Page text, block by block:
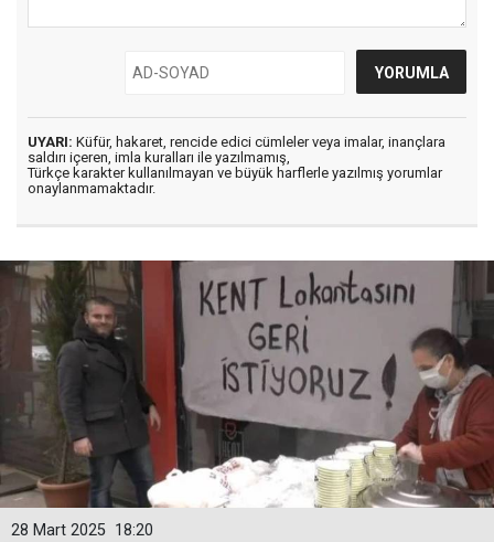
UYARI: Küfür, hakaret, rencide edici cümleler veya imalar, inançlara
saldırı içeren, imla kuralları ile yazılmamış,
Türkçe karakter kullanılmayan ve büyük harflerle yazılmış yorumlar
onaylanmamaktadır.
18:20
28 Mart 2025